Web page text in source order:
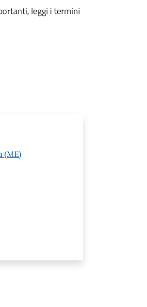
leggi i termini
(ME)